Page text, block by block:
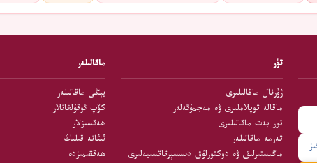
تۈر
ژۇرنال ماقالىلىرى
ماقالە توپلاملىرى ۋە مەجمۇئەلەر
تور بەت ماقالىلىرى
تەرمە ماقالىلەر
ماگىستىرلىق ۋە دوكتورلۇق دىسسېرتاتسىيەلىرى
ماقالىلەر
يېڭى ماقالىلەر
كۆپ ئوقۇلغانلار
ھەقسىزلار
ئىئانە قىلىڭ
ھەققىمىزدە